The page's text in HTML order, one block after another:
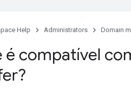
Help Administrators Domain
é compatível